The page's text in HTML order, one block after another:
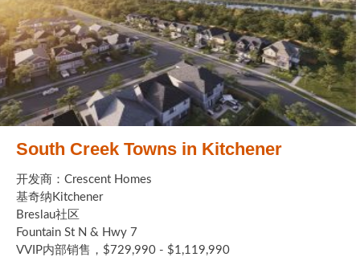
South Creek Towns in Kitchener
开发商：Crescent Homes
基奇纳Kitchener
Breslau社区
Fountain St N & Hwy 7
VVIP内部销售，$729,990 - $1,119,990